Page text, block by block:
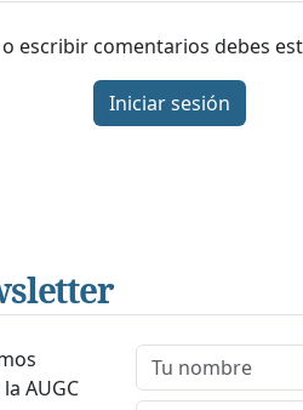
o escribir comentarios debes
Iniciar sesión
AUGC